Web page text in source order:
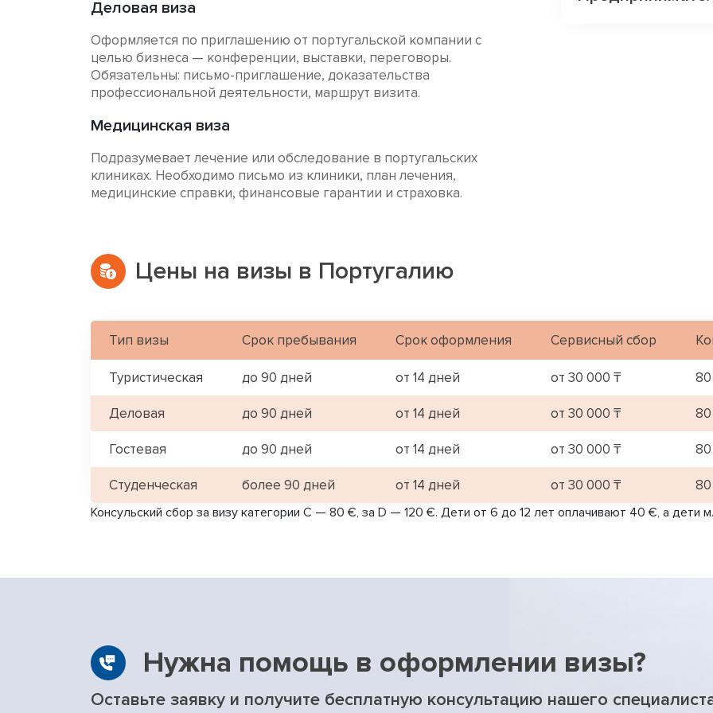
Деловая виза
Оформляется по приглашению от португальской компании с
целью бизнеса — конференции, выставки, переговоры.
Обязательны: письмо-приглашение, доказательства
профессиональной деятельности, маршрут визита.
Медицинская виза
Подразумевает лечение или обследование в португальских
клиниках. Необходимо письмо из клиники, план лечения,
медицинские справки, финансовые гарантии и страховка.
Цены на визы в Португалию
Тип визы Срок пребывания Срок оформления Сервисный сбор
Туристическая до 90 дней от 14 дней от 30 000 ₸
Деловая до 90 дней от 14 дней от 30 000 ₸
Гостевая до 90 дней от 14 дней от 30 000 ₸
Студенческая более 90 дней от 14 дней от 30 000 ₸
Консульский сбор за визу категории C — 80 €, за D — 120 €. Дети от 6 до 12 лет оплачивают 40 €, а дети
Нужна помощь в оформлении визы?
Оставьте заявку и получите бесплатную консультацию нашего